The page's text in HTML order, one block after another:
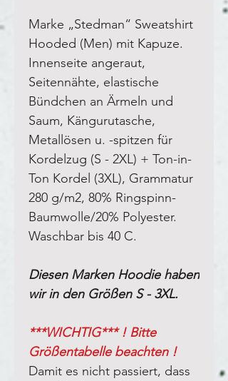
Marke „Stedman“ Sweatshirt
Hooded (Men) mit Kapuze.
Innenseite angeraut,
Seitennähte, elastische
Bündchen an Ärmeln und
Saum, Kängurutasche,
Metallösen u. -spitzen für
Kordelzug (S - 2XL) + Ton-in-
Ton Kordel (3XL), Grammatur
280 g/m2, 80% Ringspinn-
Baumwolle/20% Polyester.
Waschbar bis 40 C.
Diesen Marken Hoodie haben
wir in den Größen S - 3XL.
***WICHTIG*** ! Bitte
Größentabelle beachten !
Damit es nicht passiert, dass